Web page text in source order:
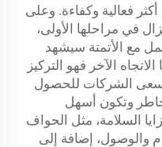
فعالية وكفاءة. وعلى
في مراحلها الأولى،
مع الأتمتة سيشهد
بحلول عام 2024. أما الاتجاه الآخر فهو التركيز
الشركات للحصول
وتكون أسهل
السلامة، مثل الحواف
والوصول، إضافة إلى